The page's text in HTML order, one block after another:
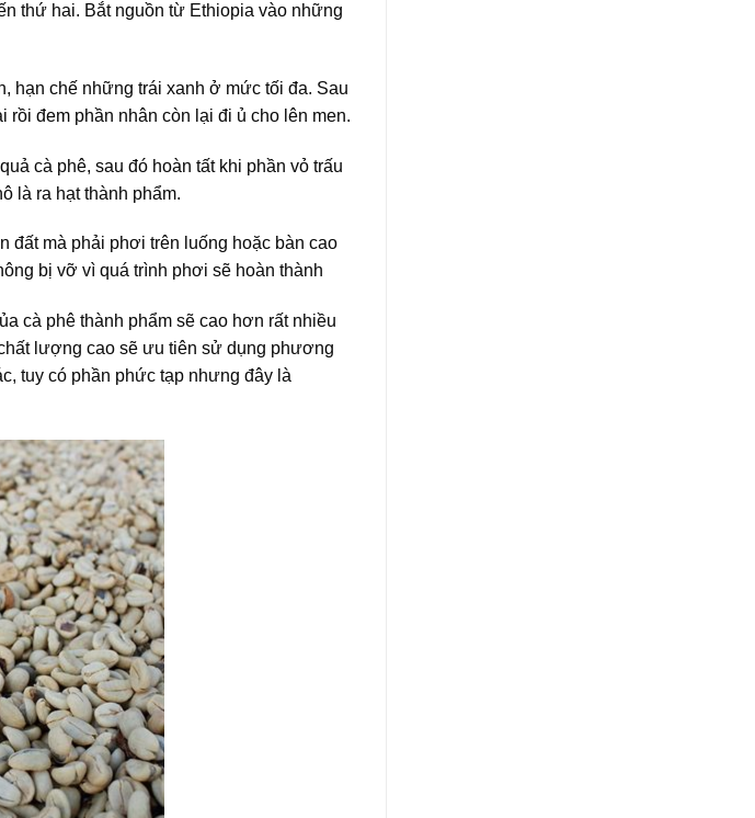
thứ hai. Bắt nguồn từ Ethiopia vào những
hạn chế những trái xanh ở mức tối đa. Sau
đem phần nhân còn lại đi ủ cho lên men.
cà phê, sau đó hoàn tất khi phần vỏ trấu
là ra hạt thành phẩm.
đất mà phải phơi trên luống hoặc bàn cao
bị vỡ vì quá trình phơi sẽ hoàn thành
cà phê thành phẩm sẽ cao hơn rất nhiều
lượng cao sẽ ưu tiên sử dụng phương
tuy có phần phức tạp nhưng đây là